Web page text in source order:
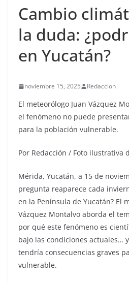
Cambio
la duda:
en Yucatán?
noviembre 15, 2025 Redaccion
El meteorólogo Juan Vázquez
el fenómeno no puede
para la población vulnerable.
Por Redacción / Foto ilustrativa
Mérida, Yucatán, a 15 de
pregunta reaparece cada
en la Península de Yucatán? El
Vázquez Montalvo aborda el
por qué este fenómeno es
bajo las condiciones actuales…
tendría consecuencias graves
vulnerable.